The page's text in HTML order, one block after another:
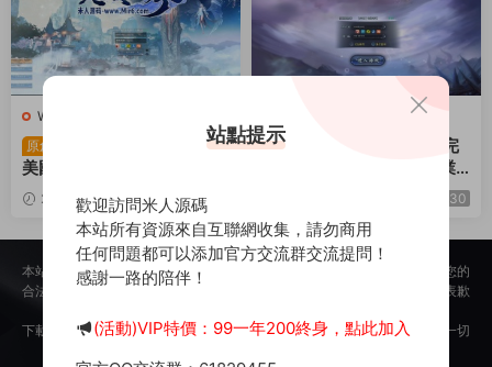
W-完美國際
原創
3D魔幻RPG端遊【完
美國際155重置美化版】Lin
ux手工服務端+網頁注冊+G
M工具+PC客戶端+視頻架
2026-07-06
1.06k
30
端遊服務端
原創
3D魔幻RPG端遊【完
美國際155幻海奇譚12職業
修改版】Linux手工服務端
+網頁注冊+修改工具+修改
文檔+GM指令+PC客戶端
+視頻架設教程
30
本站所提供的内容均來自公開網絡收集、轉發、二次開發而來，若侵犯了您的
合法權益，請來信通知我們，我們會及時删除，給您帶來的不便，我們深表歉
下載用戶僅供學習交流，若使用商業用途，請購買正版授權，否則産生的一切
站點提示
歡迎訪問米人源碼
本站所有資源來自互聯網收集，請勿商用
任何問題都可以添加官方交流群交流提問！
感謝一路的陪伴！
(活動)VIP特價：99一年200終身，點此加入